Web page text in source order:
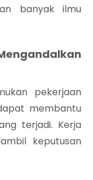
banyak ilmu
pekerjaan
membantu
terjadi. Kerja
keputusan